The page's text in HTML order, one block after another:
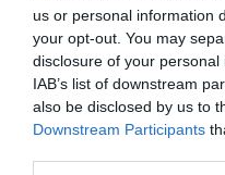
us or personal information
your opt-out. You may
disclosure of your
IAB’s list of downstream
also be disclosed by us to
Downstream Participants
ανεκτικότητα, τον
σχεδιάζει προϊόντα
γιορτάζουν
Παράλληλα, η Minland
ανθρακικού μας
αγορά προϊόντα που
αξία με τη